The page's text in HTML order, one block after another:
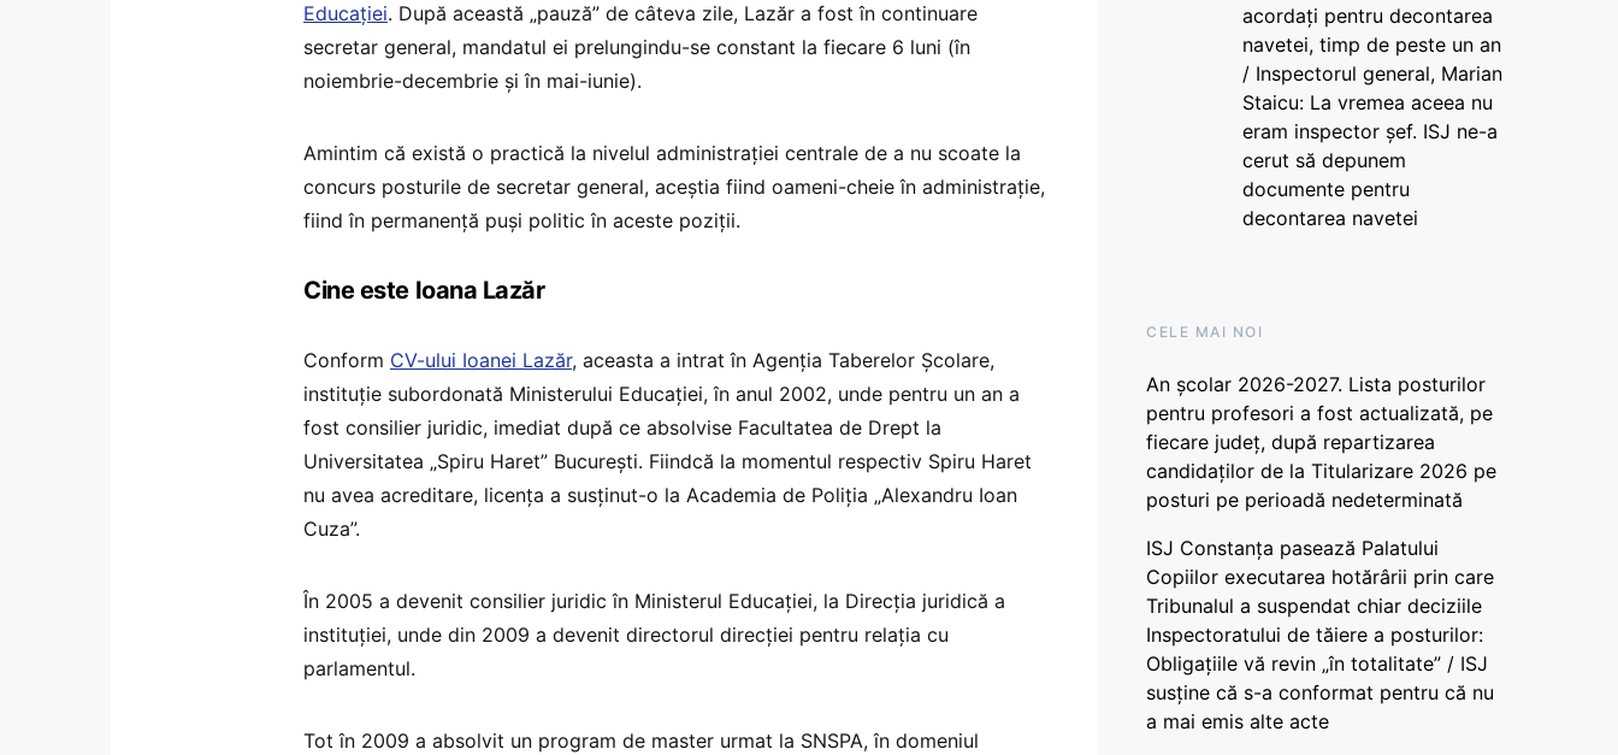
Educației. După această „pauză” de câteva zile, Lazăr a fost în continuare
secretar general, mandatul ei prelungindu-se constant la fiecare 6 luni (în
noiembrie-decembrie și în mai-iunie).
Amintim că există o practică la nivelul administrației centrale de a nu scoate la
concurs posturile de secretar general, aceștia fiind oameni-cheie în administrație,
fiind în permanență puși politic în aceste poziții.
Cine este Ioana Lazăr
Conform CV-ului Ioanei Lazăr, aceasta a intrat în Agenția Taberelor Școlare,
instituție subordonată Ministerului Educației, în anul 2002, unde pentru un an a
fost consilier juridic, imediat după ce absolvise Facultatea de Drept la
Universitatea „Spiru Haret” București. Fiindcă la momentul respectiv Spiru Haret
nu avea acreditare, licența a susținut-o la Academia de Poliția „Alexandru Ioan
Cuza”.
În 2005 a devenit consilier juridic în Ministerul Educației, la Direcția juridică a
instituției, unde din 2009 a devenit directorul direcției pentru relația cu
parlamentul.
Tot în 2009 a absolvit un program de master urmat la SNSPA, în domeniul
acordați pentru decontarea
navetei, timp de peste un an
/ Inspectorul general, Marian
Staicu: La vremea aceea nu
eram inspector șef. ISJ ne-a
cerut să depunem
documente pentru
decontarea navetei
CELE MAI NOI
An școlar 2026-2027. Lista posturilor
pentru profesori a fost actualizată, pe
fiecare județ, după repartizarea
candidaților de la Titularizare 2026 pe
posturi pe perioadă nedeterminată
ISJ Constanța pasează Palatului
Copiilor executarea hotărârii prin care
Tribunalul a suspendat chiar deciziile
Inspectoratului de tăiere a posturilor:
Obligațiile vă revin „în totalitate” / ISJ
susține că s-a conformat pentru că nu
a mai emis alte acte